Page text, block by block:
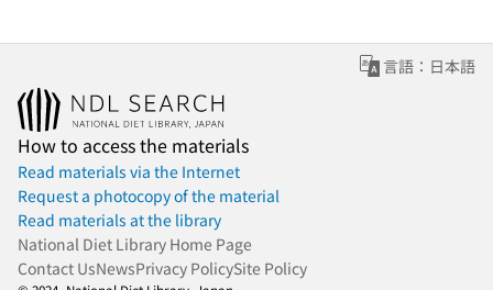
言語：日本語
How to access the materials
Read materials via the Internet
Request a photocopy of the material
Read materials at the library
National Diet Library Home Page
Contact UsNewsPrivacy PolicySite Policy